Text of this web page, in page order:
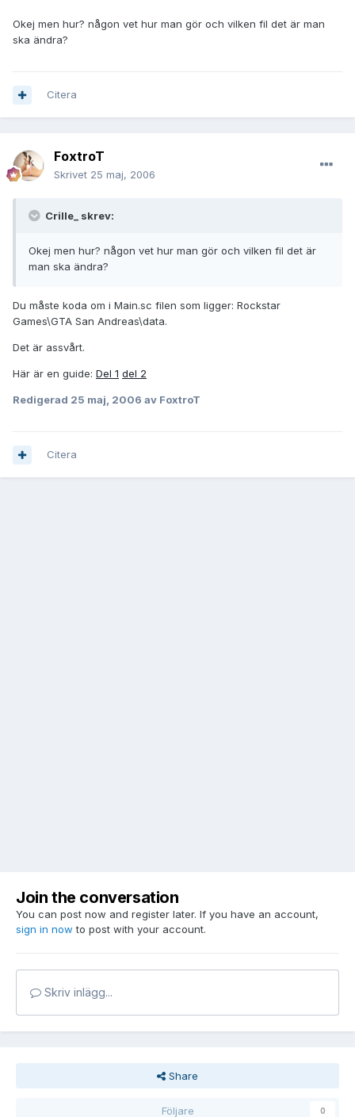
Okej men hur? någon vet hur man gör och vilken fil det är man
ska ändra?
Citera
FoxtroT
Skrivet 25 maj, 2006
Crille_ skrev:
Okej men hur? någon vet hur man gör och vilken fil det är
man ska ändra?
Du måste koda om i Main.sc filen som ligger: Rockstar
Games\GTA San Andreas\data.
Det är assvårt.
Här är en guide: Del 1 del 2
Redigerad 25 maj, 2006 av FoxtroT
Citera
Join the conversation
You can post now and register later. If you have an account,
sign in now to post with your account.
Skriv inlägg...
Share
Följare 0